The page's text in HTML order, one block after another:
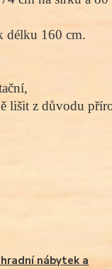
délku 160 cm.
lišit z důvodu
nábytek a